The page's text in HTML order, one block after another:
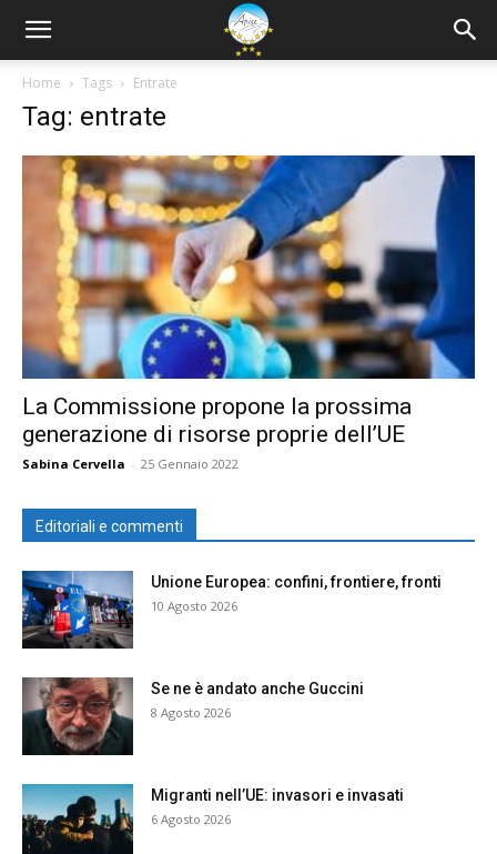
Home Tags Entrate
Tag: entrate
La Commissione propone la prossima
generazione di risorse proprie dell’UE
Sabina Cervella - 25 Gennaio 2022
Editoriali e commenti
Unione Europea: confini, frontiere, fronti
10 Agosto 2026
Se ne è andato anche Guccini
8 Agosto 2026
Migranti nell’UE: invasori e invasati
6 Agosto 2026